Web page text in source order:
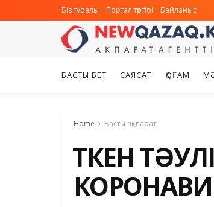
Біз туралы Портал тәртібі Байланыс
БАСТЫ БЕТ САЯСАТ ҚОҒАМ
Home Басты ақпарат
ӨТКЕН